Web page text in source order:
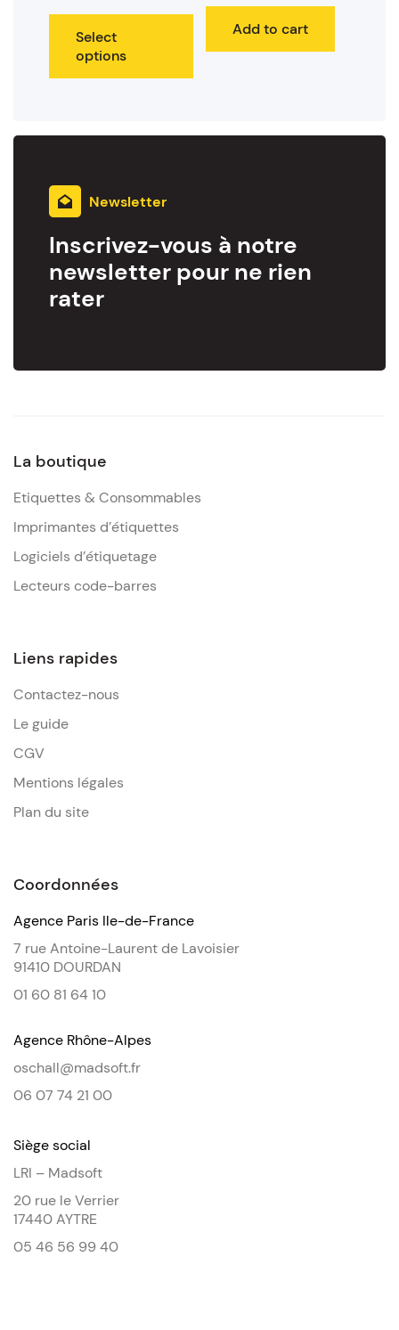
Select
options
Add to cart
Newsletter
Inscrivez-vous à notre
newsletter pour ne rien
rater
La boutique
Etiquettes & Consommables
Imprimantes d’étiquettes
Logiciels d’étiquetage
Lecteurs code-barres
Liens rapides
Contactez-nous
Le guide
CGV
Mentions légales
Plan du site
Coordonnées
Agence Paris Ile-de-France
7 rue Antoine-Laurent de Lavoisier
91410 DOURDAN
01 60 81 64 10
Agence Rhône-Alpes
oschall@madsoft.fr
06 07 74 21 00
Siège social
LRI – Madsoft
20 rue le Verrier
17440 AYTRE
05 46 56 99 40